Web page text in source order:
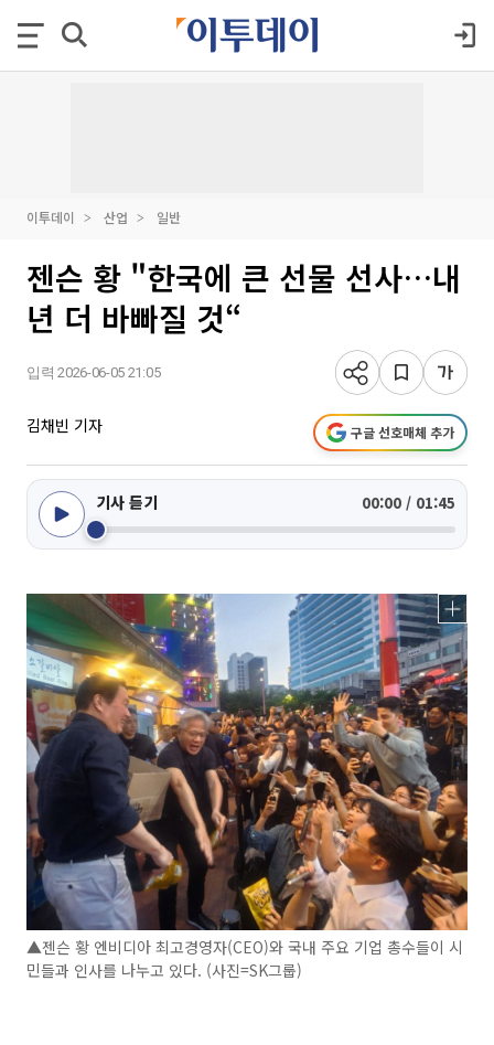
이투데이 산업 일반
젠슨 황 "한국에 큰 선물 선사…내
년 더 바빠질 것“
입력 2026-06-05 21:05
김채빈 기자 구글 선호매체 추가
기사 듣기 00:00 / 01:45
▲젠슨 황 엔비디아 최고경영자(CEO)와 국내 주요 기업 총수들이 시
민들과 인사를 나누고 있다. (사진=SK그룹)